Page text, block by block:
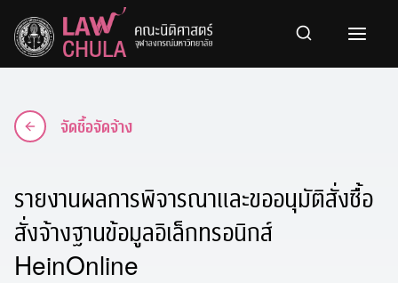
content
จัดซื้อจัดจ้าง
รายงานผลการพิจารณาและขออนุมัติสั่งซื้อ
สั่งจ้างฐานข้อมูลอิเล็กทรอนิกส์
HeinOnline